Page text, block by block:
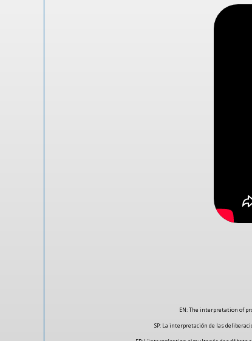
EN: The interpretation of
SP: La interpretación de las